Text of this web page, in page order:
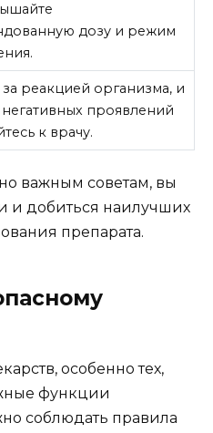
дозу и режим
реакцией организма, и
негативных проявлений
к врачу.
важным советам, вы
и добиться наилучших
препарата.
особенно тех,
функции
соблюдать правила